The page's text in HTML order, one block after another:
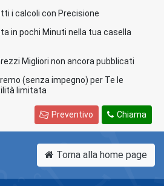
i calcoli con Precisione
in pochi Minuti nella tua casella
Migliori non ancora pubblicati
(senza impegno) per Te le
limitata
Chiama
Preventivo
Torna alla home page